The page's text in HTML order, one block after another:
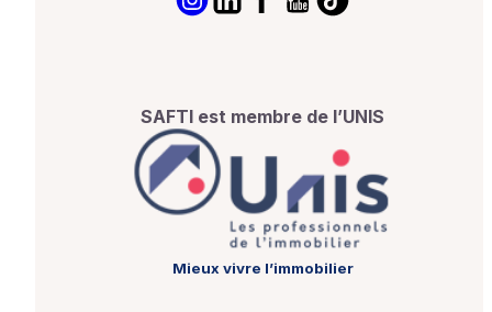
SAFTI est membre de l’UNIS
Mieux vivre l’immobilier